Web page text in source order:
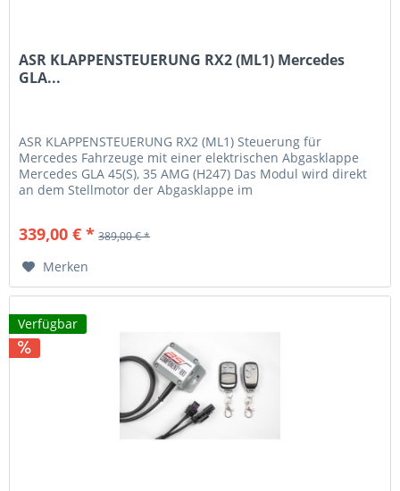
ASR KLAPPENSTEUERUNG RX2 (ML1) Mercedes
GLA...
ASR KLAPPENSTEUERUNG RX2 (ML1) Steuerung für
Mercedes Fahrzeuge mit einer elektrischen Abgasklappe
Mercedes GLA 45(S), 35 AMG (H247) Das Modul wird direkt
an dem Stellmotor der Abgasklappe im
339,00 € * 389,00 € *
Merken
Verfügbar